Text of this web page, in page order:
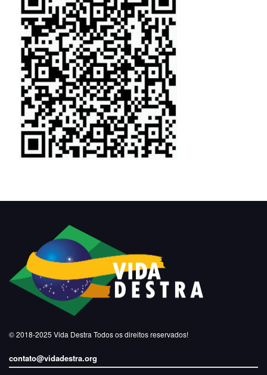
© 2018-2025 Vida Destra Todos os direitos reservados!
contato@vidadestra.org